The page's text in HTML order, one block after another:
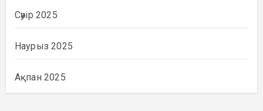
Сәуір 2025
Наурыз 2025
Ақпан 2025